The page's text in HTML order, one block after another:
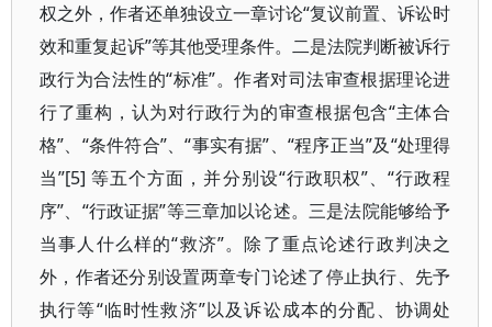
权之外，作者还单独设立一章讨论“复议前置、诉讼时
效和重复起诉”等其他受理条件。二是法院判断被诉行
政行为合法性的“标准”。作者对司法审查根据理论进
行了重构，认为对行政行为的审查根据包含“主体合
格”、“条件符合”、“事实有据”、“程序正当”及“处理得
当”[5] 等五个方面，并分别设“行政职权”、“行政程
序”、“行政证据”等三章加以论述。三是法院能够给予
当事人什么样的“救济”。除了重点论述行政判决之
外，作者还分别设置两章专门论述了停止执行、先予
执行等“临时性救济”以及诉讼成本的分配、协调处